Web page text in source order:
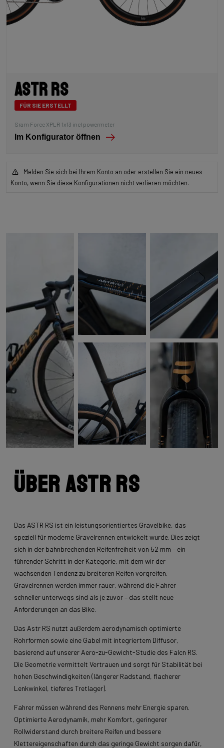
Astr RS
FÜR SIE ERSTELLT
Sram Force XPLR 1x13 incl powermeter
Im Konfigurator öffnen
Melden Sie sich bei Ihrem Konto an oder erstellen Sie ein neues
Konto, wenn Sie diese Konfigurationen nicht verlieren möchten.
Über Astr RS
Das ASTR RS ist ein leistungsorientiertes Gravelbike, das
speziell für moderne Gravelrennen entwickelt wurde. Dies zeigt
sich in der bahnbrechenden Reifenfreiheit von 52 mm – ein
führender Schritt in der Kategorie, mit dem wir der
wachsenden Tendenz zu breiteren Reifen vorgreifen.
Gravelrennen werden immer rauer, während die Fahrer
schneller unterwegs sind als je zuvor – das stellt neue
Anforderungen an das Bike.
Das Astr RS nutzt außerdem aerodynamisch optimierte
Rohrformen sowie eine Gabel mit integriertem Diffusor,
basierend auf unserer Aero-zu-Gewicht-Studie des Falcn RS.
Die Geometrie vermittelt Vertrauen und sorgt für Stabilität bei
hohen Geschwindigkeiten (längerer Radstand, flacherer
Lenkwinkel, tieferes Tretlager).
Fahrer müssen während des Rennens mehr Energie sparen.
Optimierte Aerodynamik, mehr Komfort, geringerer
Rollwiderstand durch breitere Reifen und bessere
Klettereigenschaften durch das geringe Gewicht sorgen dafür,